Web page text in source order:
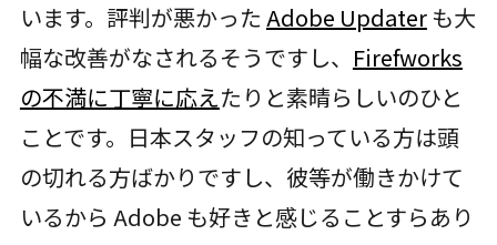
います。評判が悪かったAdobe Updaterも大
幅な改善がなされるそうですし、 Firefworks
の不満に丁寧に応えたりと素晴らしいのひと
ことです。日本スタッフの知っている方は頭
の切れる方ばかりですし、彼等が働きかけて
いるから Adobe も好きと感じることすらあり